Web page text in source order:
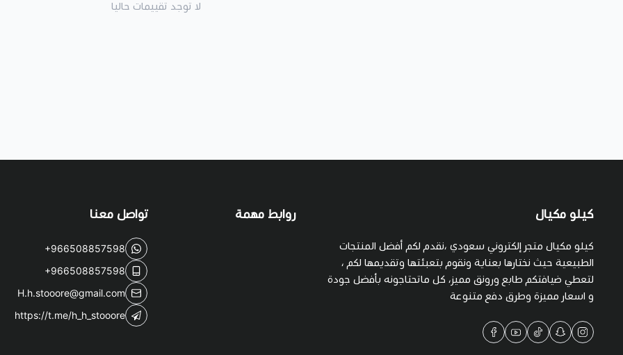
لا توجد تقييمات حاليا
كيلو مكيال
كيلو مكيال متجر إلكتروني سعودي ،نقدم لكم أفضل المنتجات
الطبيعية حيث نختارها بعناية ونقوم بتعبئتها وتقديمها لكم ،
لتعطي ضيافتكم طابع ورونق مميز، كل ماتحتاجونه بأفضل جودة
و اسعار مميزة وطرق دفع متنوعة
روابط مهمة تواصل معنا
+966508857598
+966508857598
H.h.stooore@gmail.com
https://t.me/h_h_stooore